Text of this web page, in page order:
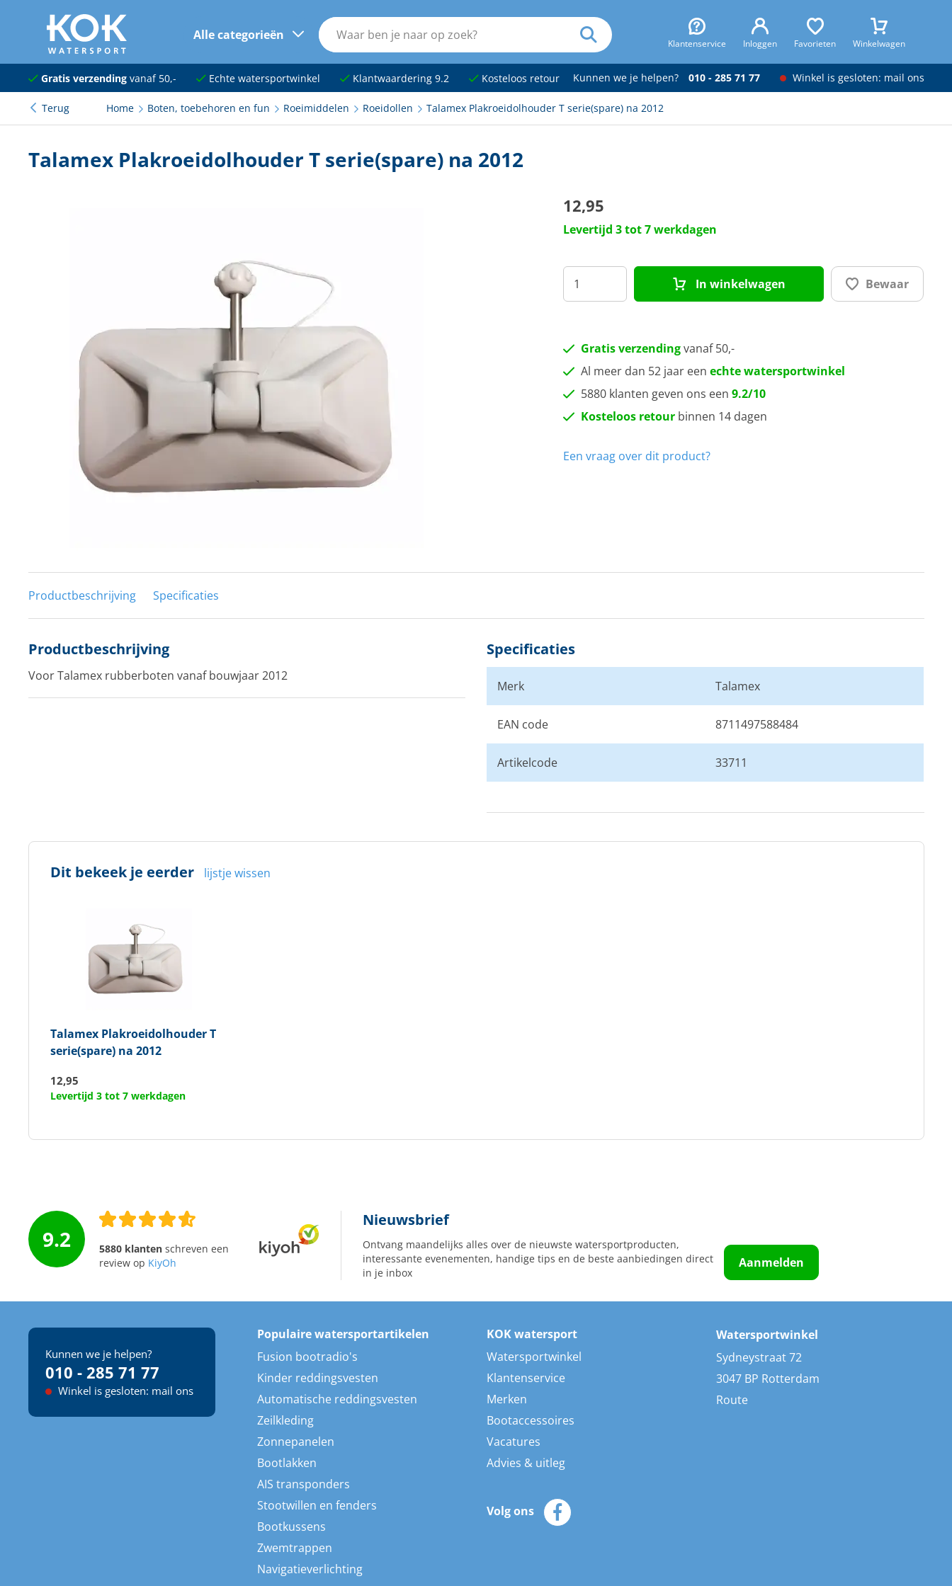
naar hoofdinhoud
Alle categorieën
Klantenservice Inloggen Favorieten Winkelwagen
Navigatie
Dekuitrusting
Techniek en motor
Tuigage en dekbeslag
Veiligheid
Boten, toebehoren en fun
Meubels en lifestyle
Gratis verzendingvanaf 50,- Echte watersportwinkel Klantwaardering 9.2 Kosteloos retour Kunnen we je helpen? 010 - 285 71 77 Winkel is gesloten: mail ons
Terug Home Boten, toebehoren en fun Roeimiddelen Roeidollen Talamex Plakroeidolhouder T serie(spare) na 2012
Talamex Plakroeidolhouder T serie(spare) na 2012
12,95
Levertijd 3 tot 7 werkdagen
In winkelwagen Bewaar
Gratis verzendingvanaf 50,-
Al meer dan 52 jaar een echte watersportwinkel
5880 klanten geven ons een 9.2/10
Kosteloos retourbinnen 14 dagen
Een vraag over dit product?
Productbeschrijving Specificaties
Productbeschrijving
Voor Talamex rubberboten vanaf bouwjaar 2012
Specificaties
Merk Talamex
EAN code 8711497588484
Artikelcode 33711
Dit bekeek je eerder lijstje wissen
TalamexPlakroeidolhouder T
serie(spare) na 2012
12,95
Levertijd 3 tot 7 werkdagen
9.2 5880 klantenschreven een
review op KiyOh
Nieuwsbrief
Ontvang maandelijks alles over de nieuwste watersportproducten,
interessante evenementen, handige tips en de beste aanbiedingen direct
in je inbox
Aanmelden
Kunnen we je helpen?
010 - 285 71 77
Winkel is gesloten: mail ons
Populaire watersportartikelen
Fusion bootradio's
Kinder reddingsvesten
Automatische reddingsvesten
Zeilkleding
Zonnepanelen
Bootlakken
AIS transponders
Stootwillen en fenders
Bootkussens
Zwemtrappen
Navigatieverlichting
KOK watersport
Watersportwinkel
Klantenservice
Merken
Bootaccessoires
Vacatures
Advies & uitleg
Volg ons
Watersportwinkel
Sydneystraat 72
3047 BP Rotterdam
Route